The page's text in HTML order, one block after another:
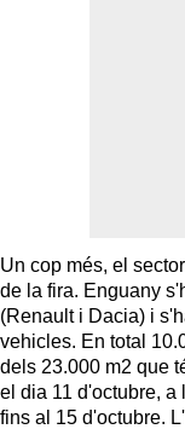
Un cop més, el
de la fira. Enguany
(Renault i Dacia) i
vehicles. En total
dels 23.000 m2 que
el dia 11 d'octubre, a
fins al 15 d'octubre.